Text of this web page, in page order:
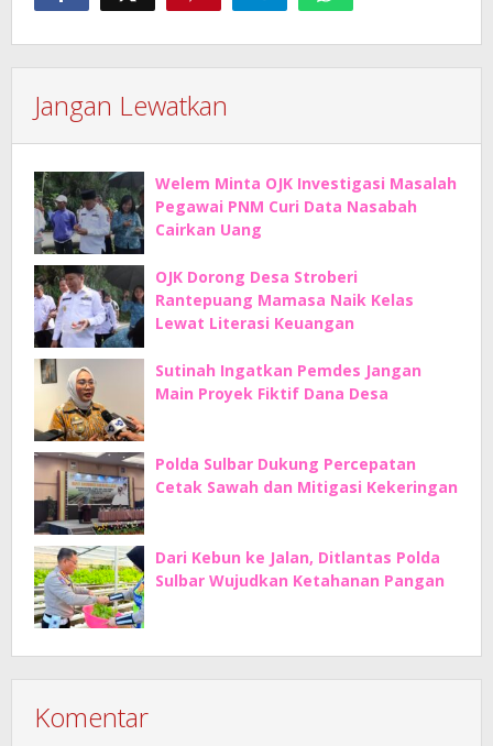
Jangan Lewatkan
Welem Minta OJK Investigasi Masalah
Pegawai PNM Curi Data Nasabah
Cairkan Uang
OJK Dorong Desa Stroberi
Rantepuang Mamasa Naik Kelas
Lewat Literasi Keuangan
Sutinah Ingatkan Pemdes Jangan
Main Proyek Fiktif Dana Desa
Polda Sulbar Dukung Percepatan
Cetak Sawah dan Mitigasi Kekeringan
Dari Kebun ke Jalan, Ditlantas Polda
Sulbar Wujudkan Ketahanan Pangan
Komentar